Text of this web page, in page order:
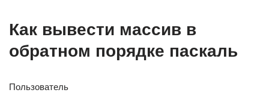
Как вывести массив в
обратном порядке паскаль
Пользователь